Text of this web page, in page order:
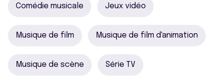
Comédie musicale Jeux vidéo
Musique de film Musique de film d'animation
Musique de scène Série TV